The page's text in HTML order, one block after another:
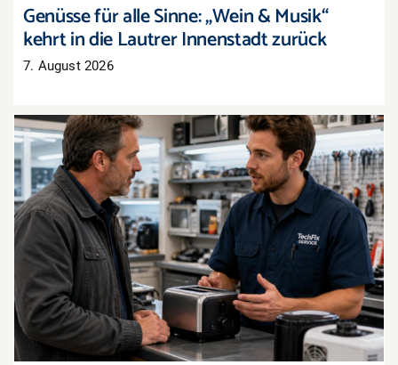
Genüsse für alle Sinne: „Wein & Musik“
kehrt in die Lautrer Innenstadt zurück
7. August 2026
Recht auf Reparatur: Das ändert sich jetzt im
Reklamationsalltag